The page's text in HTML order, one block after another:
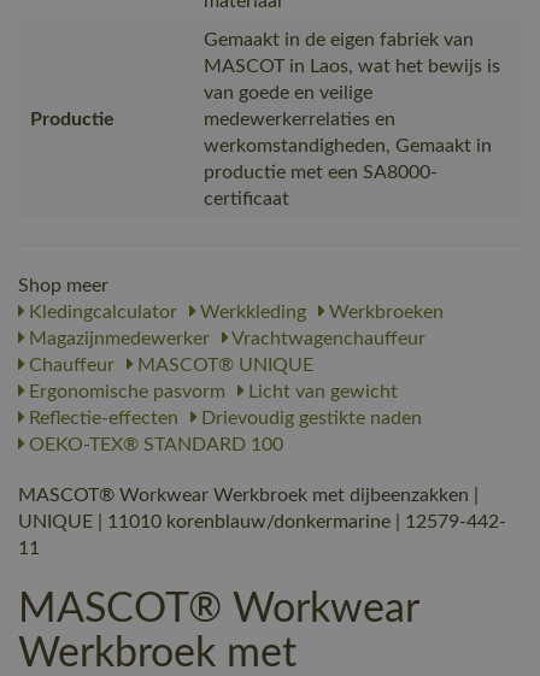
Productie
Gemaakt in de eigen fabriek van
MASCOT in Laos, wat het bewijs is
van goede en veilige
medewerkerrelaties en
werkomstandigheden, Gemaakt in
productie met een SA8000-
certificaat
Shop meer
Kledingcalculator
Werkkleding
Werkbroeken
Magazijnmedewerker
Vrachtwagenchauffeur
Chauffeur
MASCOT® UNIQUE
Ergonomische pasvorm
Licht van gewicht
Reflectie-effecten
Drievoudig gestikte naden
OEKO-TEX® STANDARD 100
MASCOT® Workwear Werkbroek met dijbeenzakken |
UNIQUE | 11010 korenblauw/donkermarine | 12579-442-
11
MASCOT® Workwear
Werkbroek met